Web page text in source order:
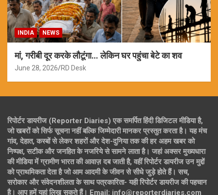
INDIA NEWS
मां, गरीबी दूर करके लौटूंगा… लेकिन घर पहुंचा बेटे का शव
June 28, 2026 RD Desk
रिपोर्टर डायरीज (Reporter Diaries) एक समर्पित हिंदी डिजिटल मीडिया है,
जो खबरों को सिर्फ सूचना नहीं बल्कि जिम्मेदारी मानकर प्रस्तुत करता है। यह मंच
गांव, देहात, कस्बों से लेकर शहरों और देश-दुनिया तक की हर अहम खबर को
निष्पक्ष, सटीक और जनहित के नजरिये से सामने लाता है। जहां अक्सर मुख्यधारा
की मीडिया में ग्रामीण भारत की आवाज़ दब जाती है, वहीं रिपोर्टर डायरीज उन मुद्दों
को प्राथमिकता देता है जो आम आदमी के जीवन से सीधे जुड़े होते हैं। सच,
सरोकार और संवेदनशीलता के साथ पत्रकारिता- यही रिपोर्टर डायरीज की पहचान
है। आप हमें यहां लिख सकते हैं। Email: info@reporterdiaries.com